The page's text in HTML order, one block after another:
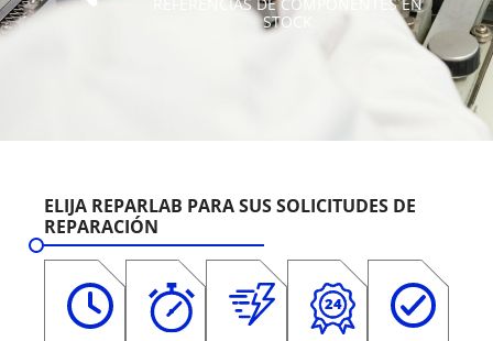
STOCK
ELIJA REPARLAB PARA SUS SOLICITUDES DE
REPARACIÓN